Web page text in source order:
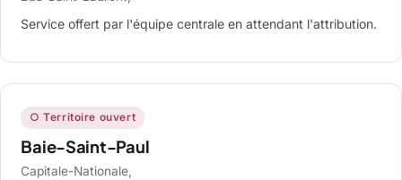
Service offert par l'équipe centrale en attendant l'attribution.
○ Territoire ouvert
Baie-Saint-Paul
Capitale-Nationale,